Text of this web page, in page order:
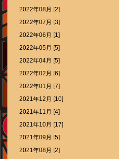
2022年08月 [2]
2022年07月 [3]
2022年06月 [1]
2022年05月 [5]
2022年04月 [5]
2022年02月 [6]
2022年01月 [7]
2021年12月 [10]
2021年11月 [4]
2021年10月 [17]
2021年09月 [5]
2021年08月 [2]